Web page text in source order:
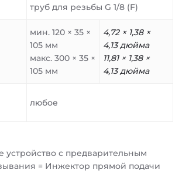
труб для резьбы G 1/8 (F)
мин. 120 × 35 ×
105 мм
макс. 300 × 35 ×
105 мм
4,72 × 1,38 ×
4,13 дюйма
11,81 × 1,38 ×
4,13 дюйма
любое
с предварительным
= Инжектор прямой подачи